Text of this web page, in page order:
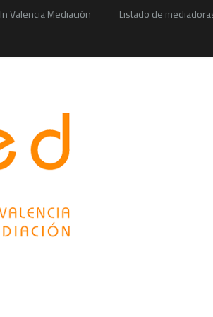
In Valencia Mediación Listado de